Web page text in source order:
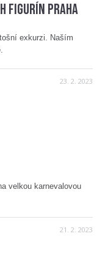
figurín Praha
exkurzi. Naším
23. 2. 2023
velkou karnevalovou
21. 2. 2023